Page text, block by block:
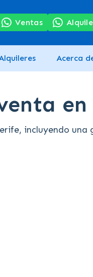
Ventas
Acerca
incluyendo